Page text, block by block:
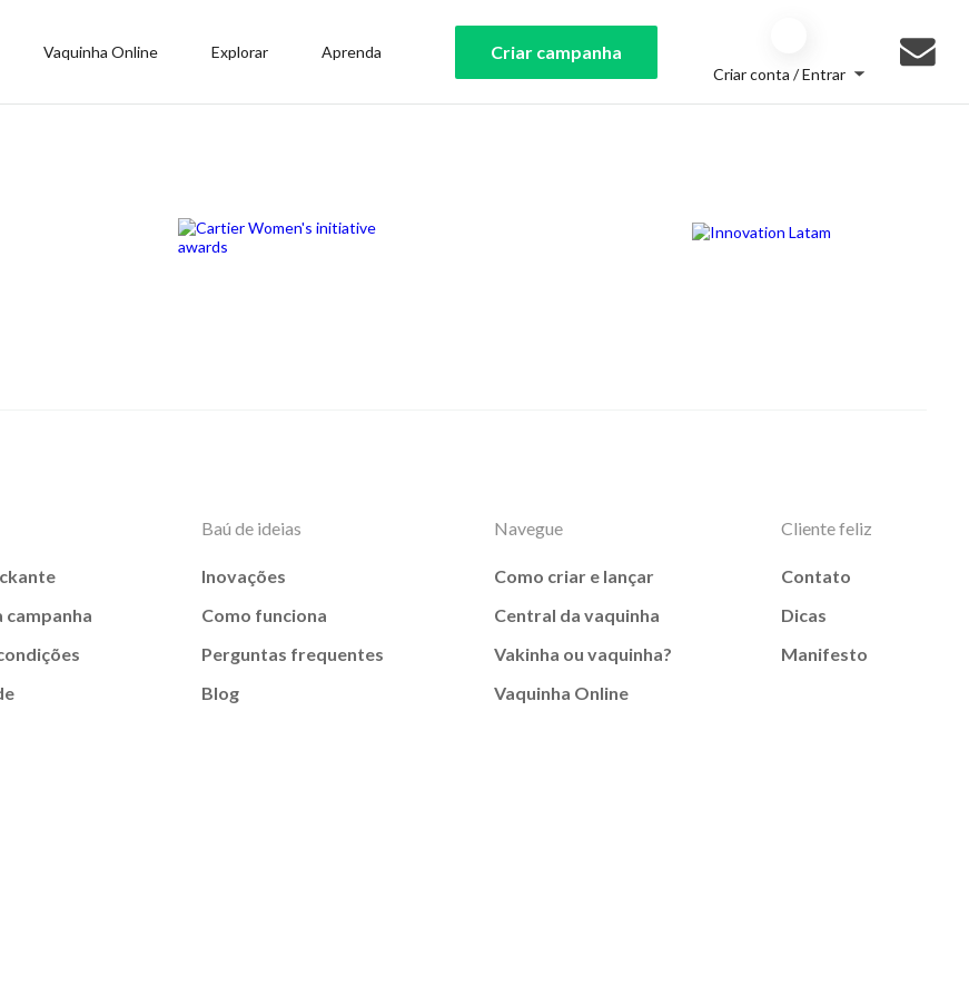
Vaquinha Online Explorar Aprenda Criar campanha
Criar conta / Entrar
campanha
Baú de ideias
Inovações
Como funciona
Perguntas frequentes
Blog
Navegue
Como criar e lançar
Central da vaquinha
Vakinha ou vaquinha?
Vaquinha Online
Cliente feliz
Contato
Dicas
Manifesto